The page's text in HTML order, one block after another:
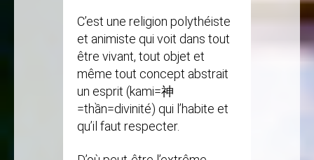
C’est une religion polythéiste
et animiste qui voit dans tout
être vivant, tout objet et
même tout concept abstrait
un esprit (kami=神
=thần=divinité) qui l’habite et
qu’il faut respecter.